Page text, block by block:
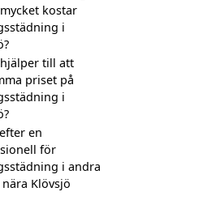
kostar
i
till att
priset på
i
en
för
i andra
Klövsjö